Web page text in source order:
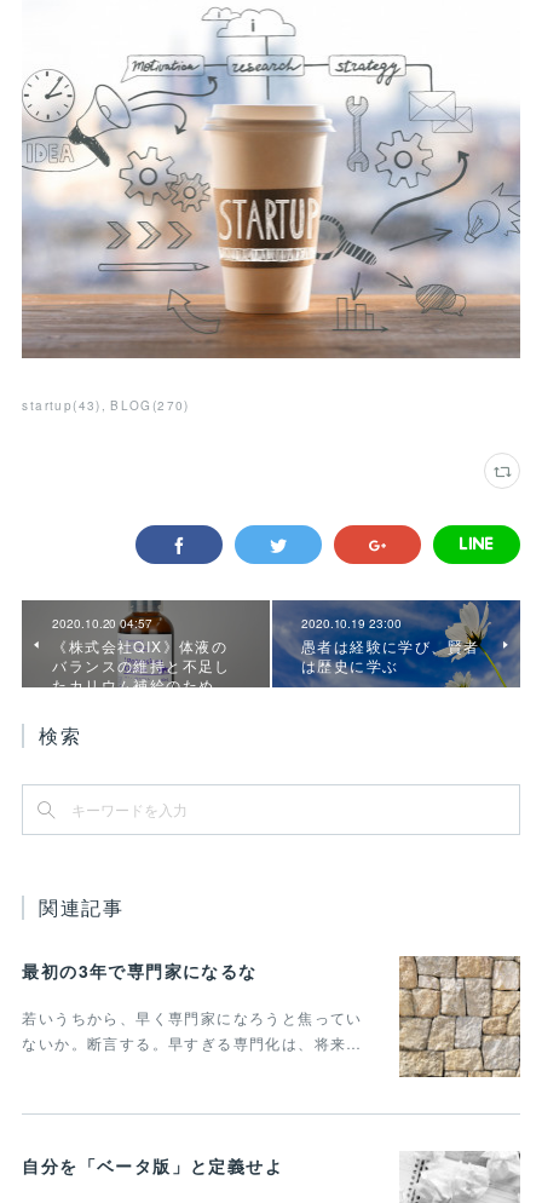
startup (43) BLOG (270)
2020.10.20 04:57
《株式会社QIX》体液の
バランスの維持と不足し
たカリウム補給のため…
2020.10.19 23:00
愚者は経験に学び、賢者
は歴史に学ぶ
検索
関連記事
最初の3年で専門家になるな
若いうちから、早く専門家になろうと焦ってい
ないか。断言する。早すぎる専門化は、将来…
自分を「ベータ版」と定義せよ